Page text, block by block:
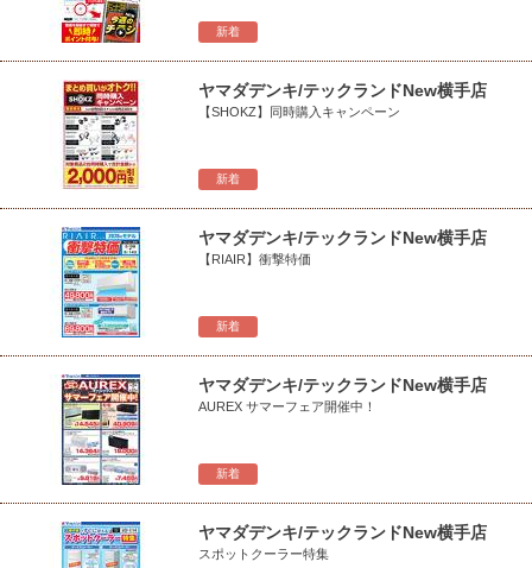
新着
新着
ヤマダデンキ/テックランドNew横手店
【SHOKZ】同時購入キャンペーン
新着
ヤマダデンキ/テックランドNew横手店
【RIAIR】衝撃特価
新着
ヤマダデンキ/テックランドNew横手店
AUREX サマーフェア開催中！
ヤマダデンキ/テックランドNew横手店
スポットクーラー特集